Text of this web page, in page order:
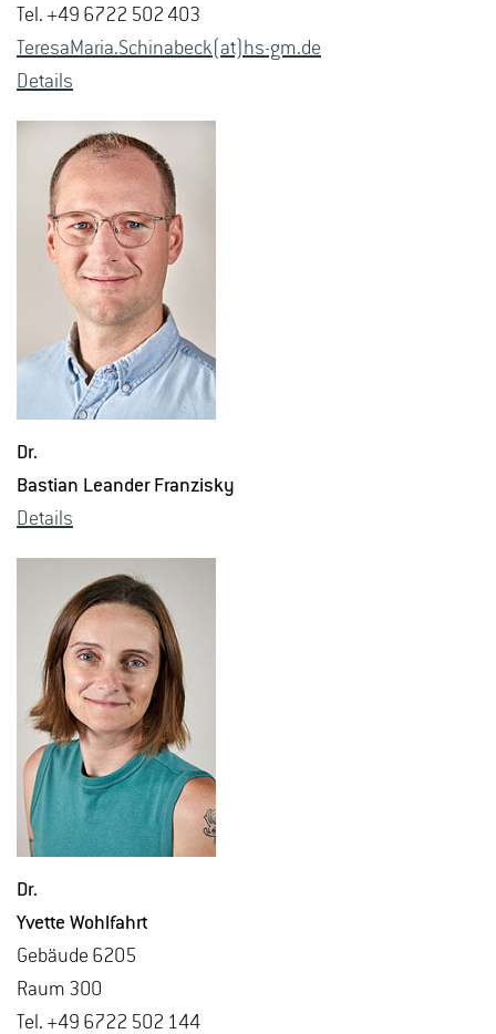
Tel. +49 6722 502 403
Te­re­sa­Ma­ria.Schi­n­a­beck(at)hs-​gm.​de
De­tails
Dr.
Bas­ti­an Le­an­der Fran­zis­ky
De­tails
Dr.
Yvet­te Wohl­fahrt
Ge­bäu­de 6205
Raum 300
Tel. +49 6722 502 144